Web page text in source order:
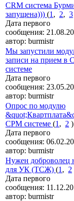
CRM система
запущена))) (1 , 2, 3
Дата первого
сообщения:
автор: burmistr
Мы запустили
записи на прием в
системе
Дата первого
сообщения:
автор: burmistr
Опрос по модулю
СРМ системе (1 , 2 )
Дата первого
сообщения:
автор: burmistr
Нужен доброволец
для УК (ТСЖ) (1 , 2
Дата первого
сообщения:
автор: burmistr